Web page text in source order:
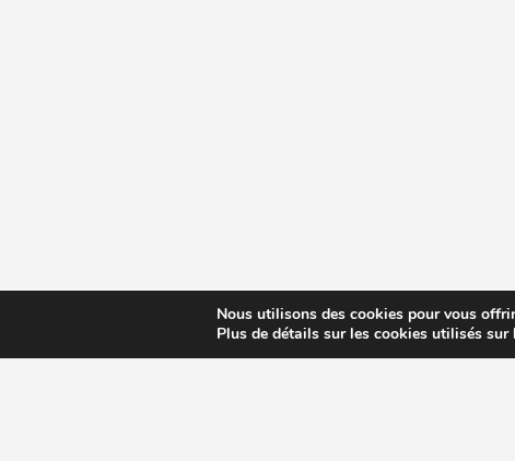
Nous utilisons des cookies pour vous
Plus de détails sur les cookies utilisés sur